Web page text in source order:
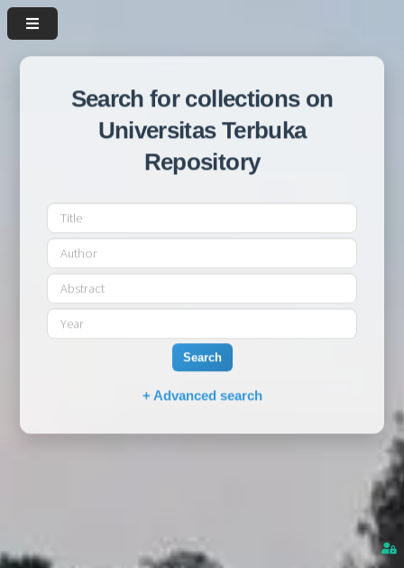
Search for collections on
Universitas Terbuka
Repository
Search
+ Advanced search